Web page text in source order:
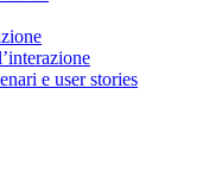
e user stories